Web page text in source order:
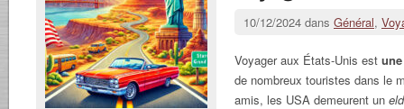
10/12/2024 dans Général,
Voyager aux États-Unis est
de nombreux touristes dans le
amis, les USA demeurent un